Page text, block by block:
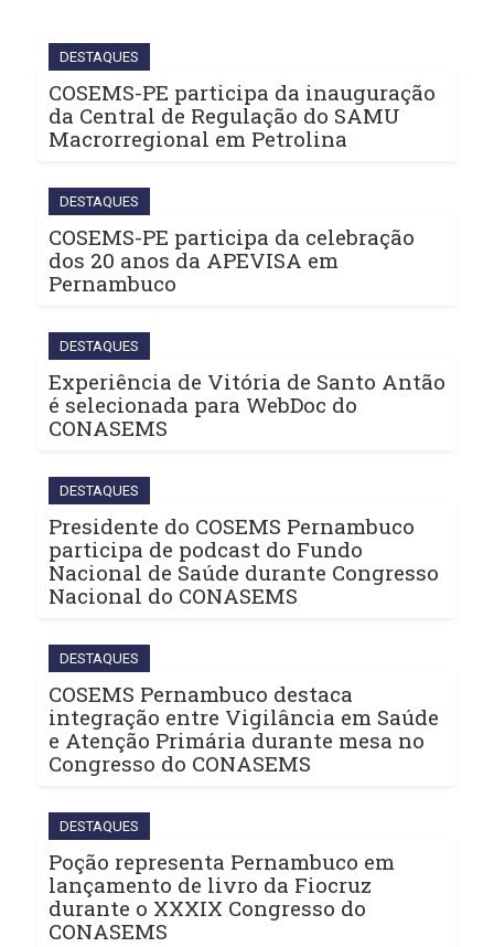
DESTAQUES
COSEMS-PE participa da inauguração
da Central de Regulação do SAMU
Macrorregional em Petrolina
DESTAQUES
COSEMS-PE participa da celebração
dos 20 anos da APEVISA em
Pernambuco
DESTAQUES
Experiência de Vitória de Santo Antão
é selecionada para WebDoc do
CONASEMS
DESTAQUES
Presidente do COSEMS Pernambuco
participa de podcast do Fundo
Nacional de Saúde durante Congresso
Nacional do CONASEMS
DESTAQUES
COSEMS Pernambuco destaca
integração entre Vigilância em Saúde
e Atenção Primária durante mesa no
Congresso do CONASEMS
DESTAQUES
Poção representa Pernambuco em
lançamento de livro da Fiocruz
durante o XXXIX Congresso do
CONASEMS